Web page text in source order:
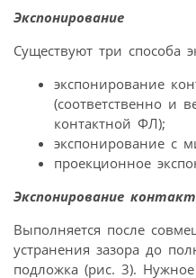
Экспонирование
Существуют три способа
экспонирование
(соответственно и
контактной ФЛ);
экспонирование с
проекционное
Экспонирование
Выполняется после
устранения зазора до
подложка (рис. 3). Нужное